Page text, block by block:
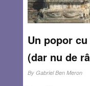
Un popor
(dar nu de
By Gabriel Ben Meron